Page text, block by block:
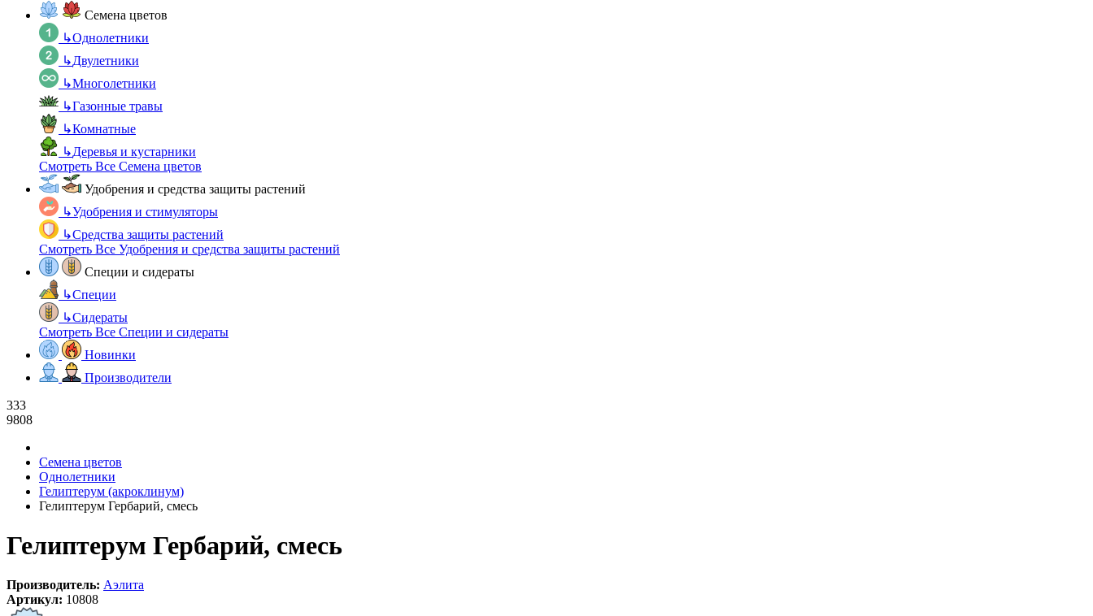
Семена цветов
↳Однолетники
↳Двулетники
↳Многолетники
↳Газонные травы
↳Комнатные
↳Деревья и кустарники
Смотреть Все Семена цветов
Удобрения и средства защиты растений
↳Удобрения и стимуляторы
↳Средства защиты растений
Смотреть Все Удобрения и средства защиты растений
Специи и сидераты
↳Специи
↳Сидераты
Смотреть Все Специи и сидераты
Новинки
Производители
333
9808
Семена цветов
Однолетники
Гелиптерум (акроклинум)
Гелиптерум Гербарий, смесь
Гелиптерум Гербарий, смесь
Производитель: Аэлита
Артикул: 10808